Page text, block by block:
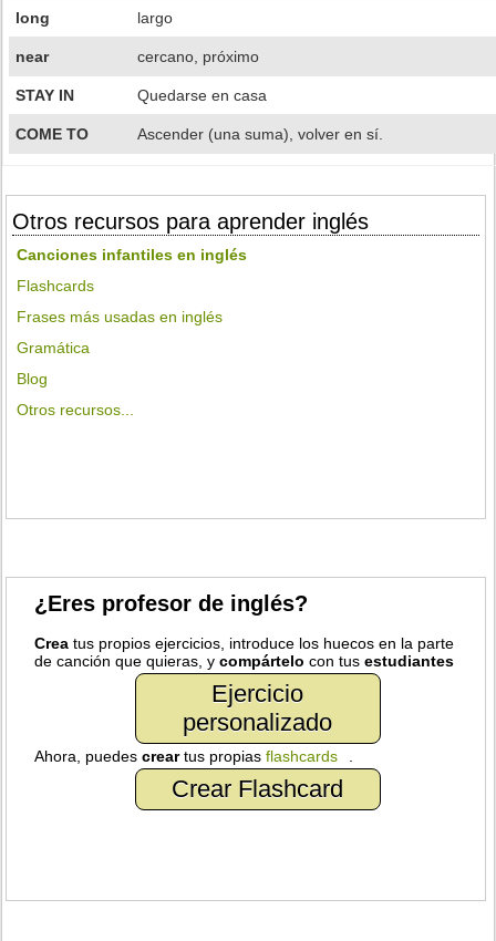
long largo
near cercano, próximo
STAY IN Quedarse en casa
COME TO Ascender (una suma), volver en sí.
Otros recursos para aprender inglés
Canciones infantiles en inglés
Flashcards
Frases más usadas en inglés
Gramática
Blog
Otros recursos...
¿Eres profesor de inglés?
Crea tus propios ejercicios, introduce los huecos en la parte
de canción que quieras, ycompártelo con tusestudiantes
Ejercicio
personalizado
Ahora, puedescreartus propiasflashcards
Crear Flashcard